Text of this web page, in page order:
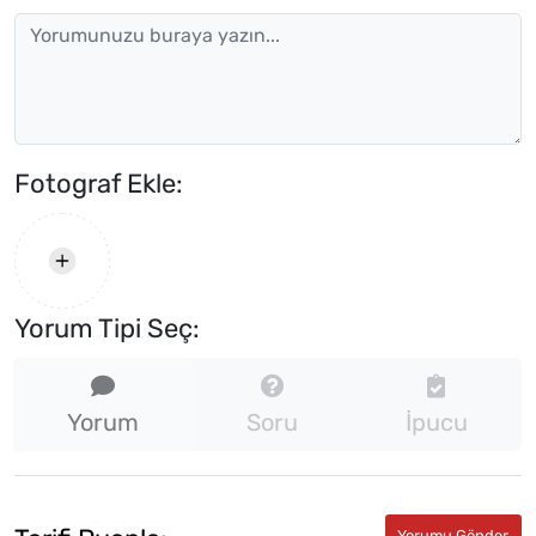
Fotograf Ekle:
Yorum Tipi Seç:
Yorum Soru İpucu